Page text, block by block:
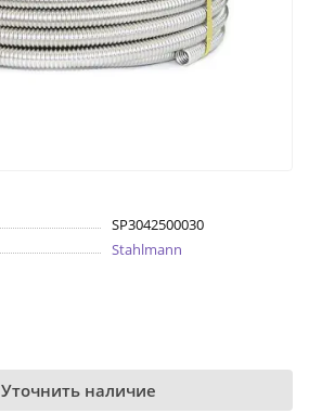
SP3042500030
Stahlmann
Уточнить наличие